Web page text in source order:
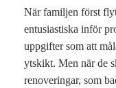
När familjen först
entusiastiska inför
uppgifter som att
ytskikt. Men när de
renoveringar, som